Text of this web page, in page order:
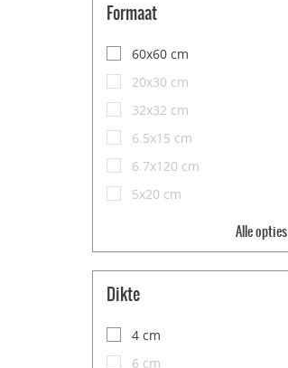
Formaat
60x60 cm
20x30 cm
32x32 cm
6.5x15 cm
6.7x120 cm
5x20 cm
Alle opties
Dikte
4 cm
6 cm